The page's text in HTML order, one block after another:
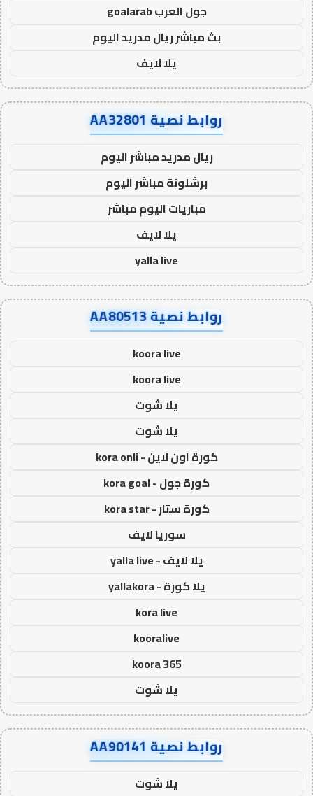
جول العرب goalarab
بث مباشر ريال مدريد اليوم
يلا لايف
روابط نصية AA32801
ريال مدريد مباشر اليوم
برشلونة مباشر اليوم
مباريات اليوم مباشر
يلا لايف
yalla live
روابط نصية AA80513
koora live
koora live
يلا شوت
يلا شوت
كورة اون لاين - kora onli
كورة جول - kora goal
كورة ستار - kora star
سوريا لايف
يلا لايف - yalla live
يلا كورة - yallakora
kora live
kooralive
koora 365
يلا شوت
روابط نصية AA90141
يلا شوت